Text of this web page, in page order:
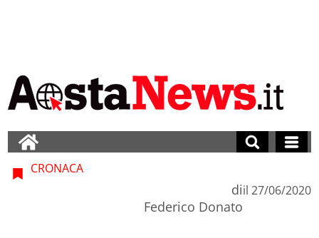
CRONACA
di
Federico Donato
il 27/06/2020